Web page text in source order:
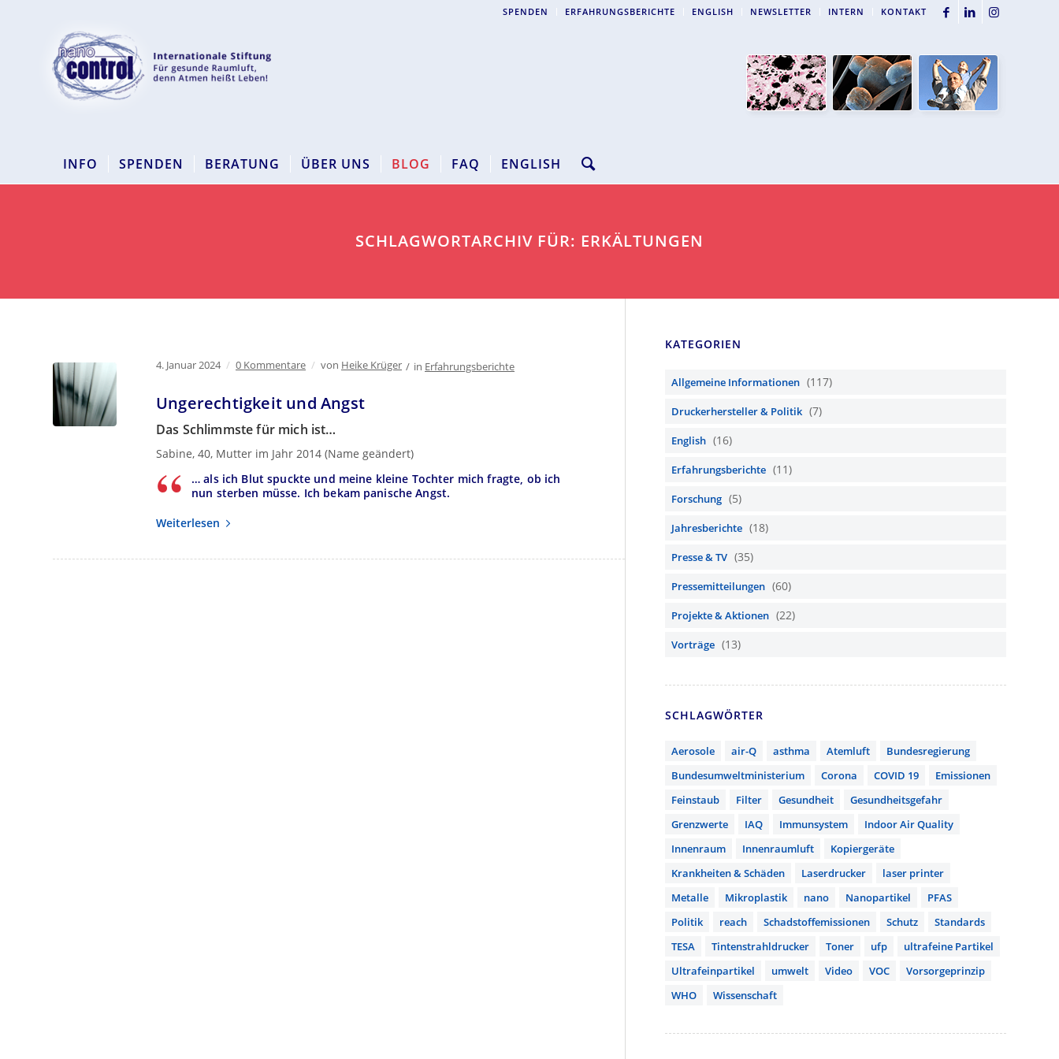
SPENDEN ERFAHRUNGSBERICHTE ENGLISH NEWSLETTER INTERN KONTAKT
INFO SPENDEN BERATUNG ÜBER UNS BLOG FAQ ENGLISH
SCHLAGWORTARCHIV FÜR: ERKÄLTUNGEN
4. Januar 2024 / 0 Kommentare / von Heike Krüger / in Erfahrungsberichte
Ungerechtigkeit und Angst
Das Schlimmste für mich ist…
Sabine, 40, Mutter im Jahr 2014 (Name geändert)
… als ich Blut spuckte und meine kleine Tochter mich fragte, ob ich
nun sterben müsse. Ich bekam panische Angst.
Weiterlesen
KATEGORIEN
Allgemeine Informationen (117)
Druckerhersteller & Politik (7)
English (16)
Erfahrungsberichte (11)
Forschung (5)
Jahresberichte (18)
Presse & TV (35)
Pressemitteilungen (60)
Projekte & Aktionen (22)
Vorträge (13)
SCHLAGWÖRTER
Aerosole air-Q asthma Atemluft
Bundesregierung
Bundesumweltministerium
Corona COVID 19
Emissionen
Feinstaub
Filter Gesundheit
Gesundheitsgefahr
Grenzwerte
IAQ Immunsystem
Indoor Air Quality
Innenraum
Innenraumluft
Kopiergeräte
Krankheiten & Schäden
Laserdrucker
laser printer
Metalle
Mikroplastik nano Nanopartikel
PFAS
Politik
reach Schadstoffemissionen Schutz
Standards
TESA
Tintenstrahldrucker Toner ufp
ultrafeine Partikel
Ultrafeinpartikel
umwelt Video VOC
Vorsorgeprinzip
WHO
Wissenschaft